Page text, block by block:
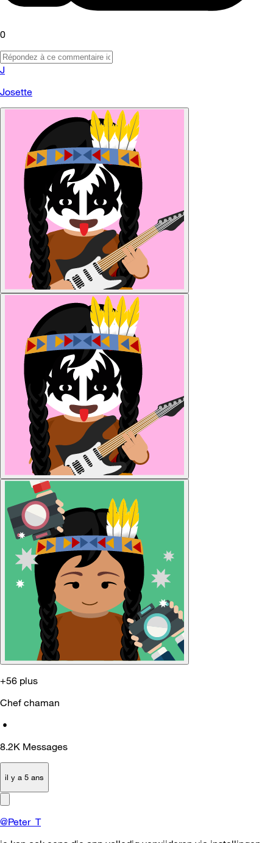
0
J
Josette
+56 plus
Chef chaman
•
8.2K Messages
il y a 5 ans
@Peter_T